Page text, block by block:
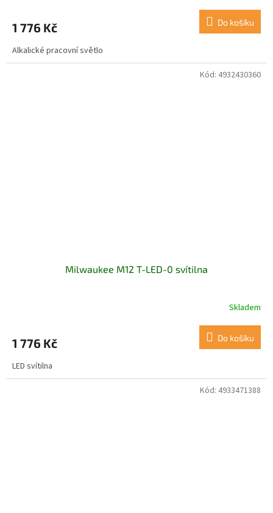
1 776 Kč Do košíku
Alkalické pracovní světlo
Milwaukee M12 T-LED-0 svítilna
Skladem
1 776 Kč Do košíku
LED svítilna
Kód: 4932430360
Kód: 4933471388